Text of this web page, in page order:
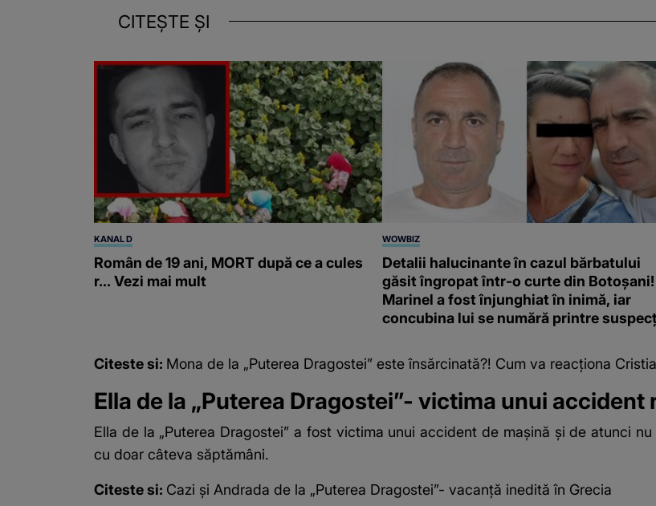
CITEȘTE ȘI
KANAL D
Român de 19 ani, MORT după ce a cules
r... Vezi mai mult
WOWBIZ
Detalii halucinante în cazul bărbatului
găsit îngropat într-o curte din Botoșani!
Marinel a fost înjunghiat în inimă, iar
concubina lui se numără printre
Citeste si: Mona de la „Puterea Dragostei” este însărcinată?! Cum va reacționa
Ella de la „Puterea Dragostei”- victima unui accident
Ella de la „Puterea Dragostei” a fost victima unui accident de mașină și de atunci
cu doar câteva săptămâni.
Citeste si: Cazi și Andrada de la „Puterea Dragostei”- vacanță inedită în Grecia